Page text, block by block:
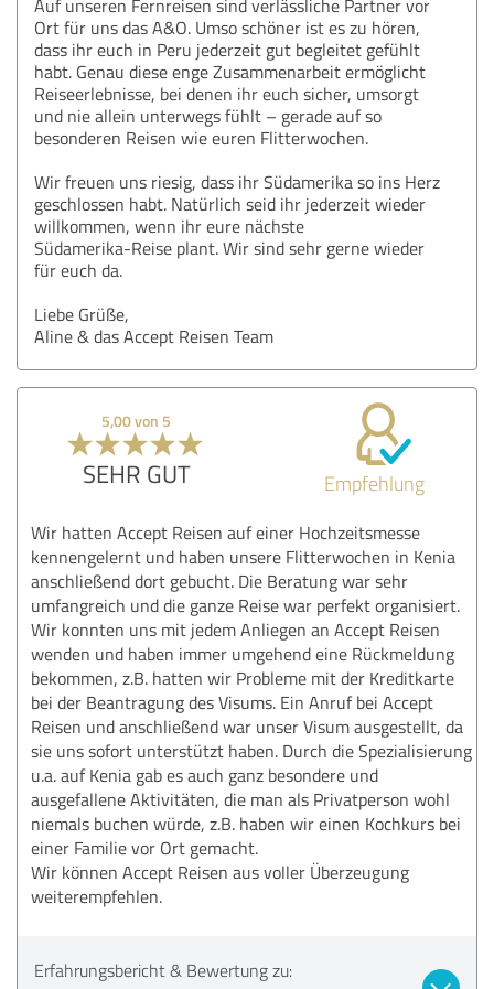
Auf unseren Fernreisen sind verlässliche Partner vor
Ort für uns das A&O. Umso schöner ist es zu hören,
dass ihr euch in Peru jederzeit gut begleitet gefühlt
habt. Genau diese enge Zusammenarbeit ermöglicht
Reiseerlebnisse, bei denen ihr euch sicher, umsorgt
und nie allein unterwegs fühlt – gerade auf so
besonderen Reisen wie euren Flitterwochen.
Wir freuen uns riesig, dass ihr Südamerika so ins Herz
geschlossen habt. Natürlich seid ihr jederzeit wieder
willkommen, wenn ihr eure nächste
Südamerika‑Reise plant. Wir sind sehr gerne wieder
für euch da.
Liebe Grüße,
Aline & das Accept Reisen Team
5,00 von 5
SEHR GUT Empfehlung
Wir hatten Accept Reisen auf einer Hochzeitsmesse
kennengelernt und haben unsere Flitterwochen in Kenia
anschließend dort gebucht. Die Beratung war sehr
umfangreich und die ganze Reise war perfekt organisiert.
Wir konnten uns mit jedem Anliegen an Accept Reisen
wenden und haben immer umgehend eine Rückmeldung
bekommen, z.B. hatten wir Probleme mit der Kreditkarte
bei der Beantragung des Visums. Ein Anruf bei Accept
Reisen und anschließend war unser Visum ausgestellt, da
sie uns sofort unterstützt haben. Durch die Spezialisierung
u.a. auf Kenia gab es auch ganz besondere und
ausgefallene Aktivitäten, die man als Privatperson wohl
niemals buchen würde, z.B. haben wir einen Kochkurs bei
einer Familie vor Ort gemacht.
Wir können Accept Reisen aus voller Überzeugung
weiterempfehlen.
Erfahrungsbericht & Bewertung zu: